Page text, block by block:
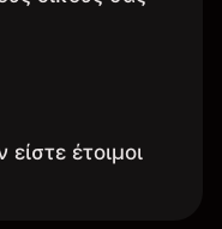
έτοιμοι